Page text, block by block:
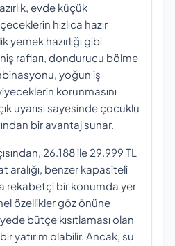
evde küçük
hızlıca hazır
yemek hazırlığı gibi
rafları, dondurucu bölme
yoğun iş
korunmasını
uyarısı sayesinde çocuklu
bir avantaj sunar.
26.188 ile 29.999 TL
aralığı, benzer kapasiteli
rekabetçi bir konumda yer
özellikler göz önüne
bütçe kısıtlaması olan
yatırım olabilir. Ancak, su